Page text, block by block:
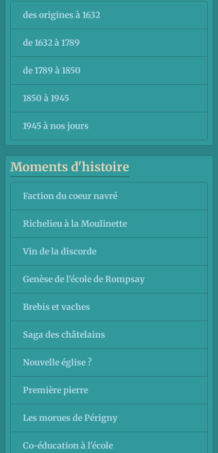
des origines à 1632
de 1632 à 1789
de 1789 à 1850
1850 à 1945
1945 à nos jours
Moments d'histoire
Faction du coeur navré
Richelieu à la Moulinette
Vin de la discorde
Genèse de l'école de Rompsay
Brebis et vaches
Saga des châtelains
Nouvelle église ?
Première pierre
Les morues de Périgny
Co-éducation à l'école